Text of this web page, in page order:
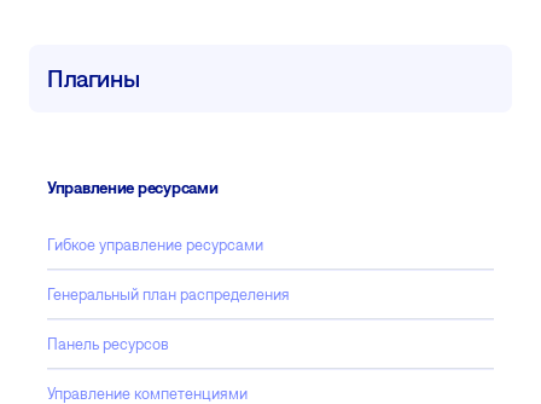
Плагины
Управление ресурсами
Гибкое управление ресурсами
Генеральный план распределения
Панель ресурсов
Управление компетенциями